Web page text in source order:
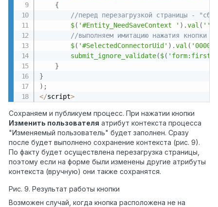
{
//перед перезагрузкой страницы -
$( '#Entity_NeedSaveContext ' ) .val ( ''
//выполняем имитацию нажатия кнопки
$( '#SelectedConnectorUid' ) .val (
submit_ignore_validate($( 'form:first'
}
}
) ;
</script>
Сохраняем и публикуем процесс. При нажатии кнопки
Изменить пользователя атрибут контекста процесса
"Изменяемый пользователь" будет заполнен. Сразу
после будет выполнено сохранение контекста (рис. 9).
По факту будет осуществлена перезагрузка страницы,
поэтому если на форме были изменены другие атрибуты
контекста (вручную) они также сохранятся.
Рис. 9. Результат работы кнопки
Возможен случай, когда кнопка расположена не на